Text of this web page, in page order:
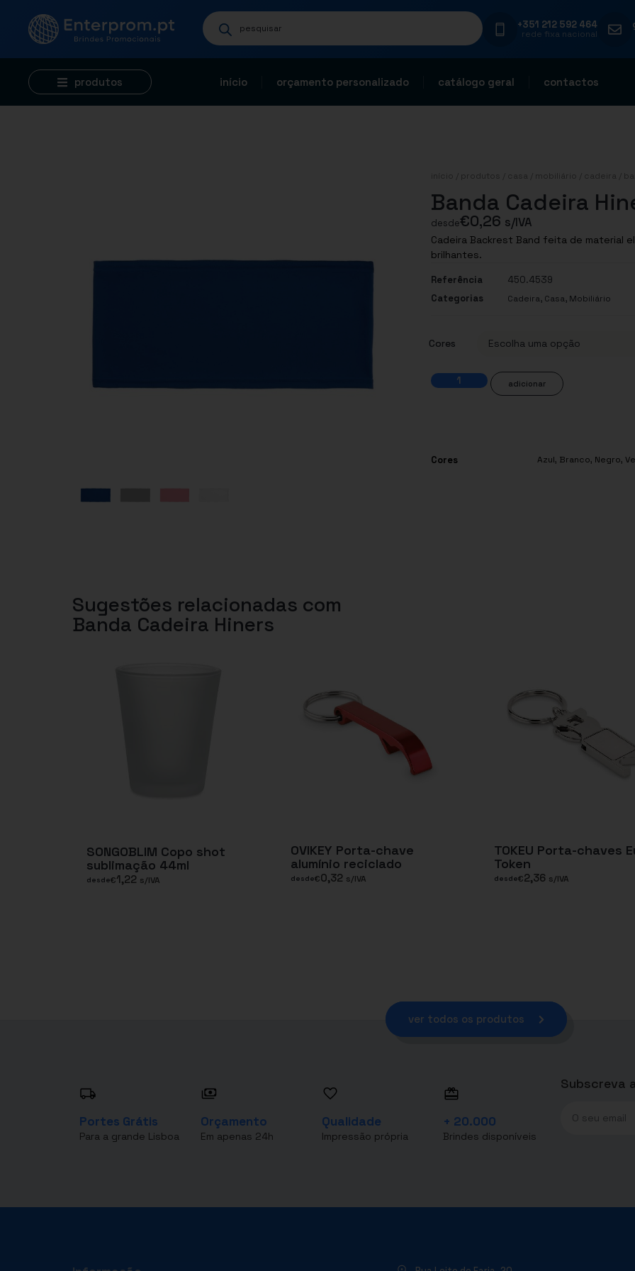
+351 212 592 464
rede fixa nacional
produtos início orçamento personalizado catálogo geral contactos
início produtos casa mobiliário cadeira /
Banda Cadeira
desde€0,26 s/IVA
Cadeira Backrest Band feita de material
brilhantes.
Referência
450.4539
Categorias
Cadeira, Casa, Mobiliário
Cores
adicionar
Cores Azul, Branco, Negro,
Sugestões relacionadas com
Banda Cadeira Hiners
SONGOBLIM Copo shot
sublimação 44ml
desde€1,22 s/IVA
OVIKEY Porta-chave
alumínio reciclado
desde€0,32 s/IVA
TOKEU Porta-chaves
Token
desde€2,36 s/IVA
ver todos os produtos
Portes Grátis
Para a grande Lisboa
Orçamento
Em apenas 24h
Qualidade
Impressão própria
+ 20.000
Brindes disponíveis
Subscreva